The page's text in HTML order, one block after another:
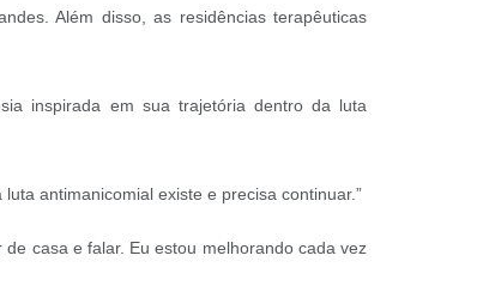
Além disso, as residências terapêuticas
inspirada em sua trajetória dentro da luta
antimanicomial existe e precisa continuar.”
casa e falar. Eu estou melhorando cada vez